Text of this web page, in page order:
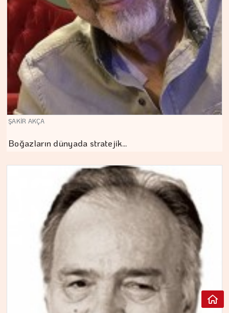
ŞAKİR AKÇA
Boğazların dünyada stratejik…